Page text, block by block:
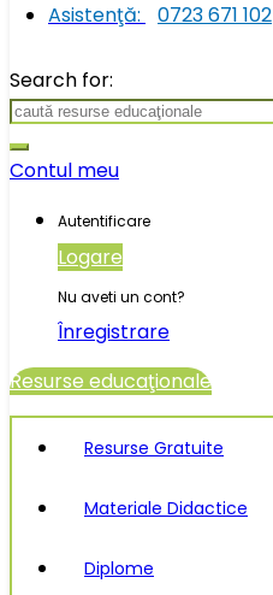
Asistenţă:
0723 671 102
Search for:
Contul meu
Autentificare
Logare
Nu aveti un cont?
Înregistrare
Resurse educaţionale
Resurse Gratuite
Materiale Didactice
Diplome